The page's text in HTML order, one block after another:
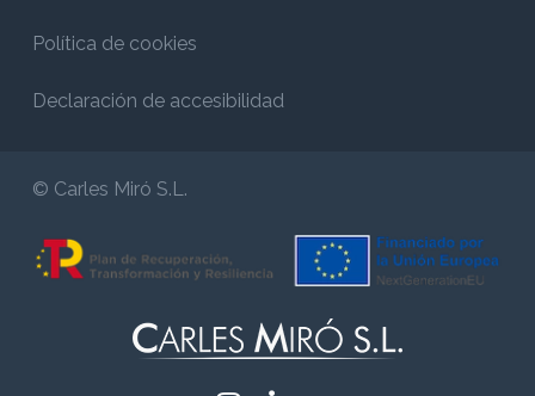
Política de cookies
Declaración de accesibilidad
© Carles Miró S.L.